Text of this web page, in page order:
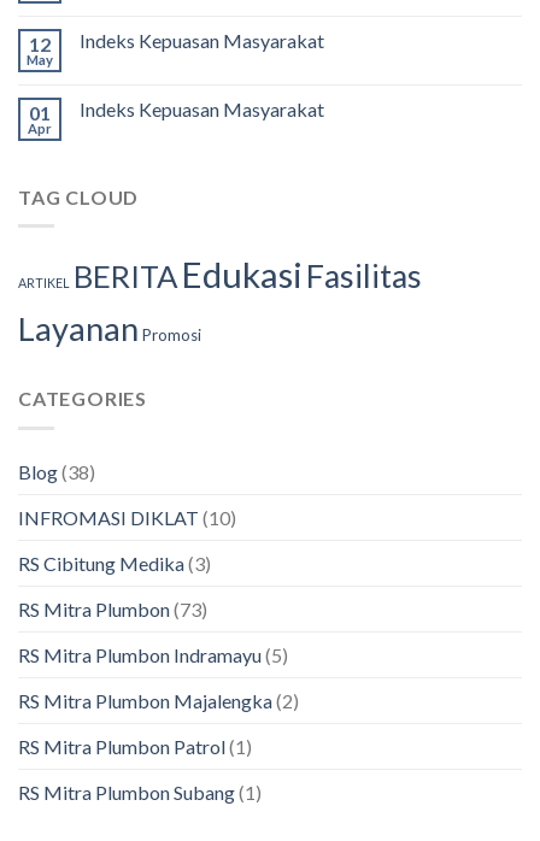
12
May
Indeks Kepuasan Masyarakat
01
Apr
Indeks Kepuasan Masyarakat
TAG CLOUD
ARTIKEL BERITA Edukasi Fasilitas
Layanan Promosi
CATEGORIES
Blog(38)
INFROMASI DIKLAT (10)
RS Cibitung Medika(3)
RS Mitra Plumbon(73)
RS Mitra Plumbon Indramayu(5)
RS Mitra Plumbon Majalengka(2)
RS Mitra Plumbon Patrol(1)
RS Mitra Plumbon Subang(1)